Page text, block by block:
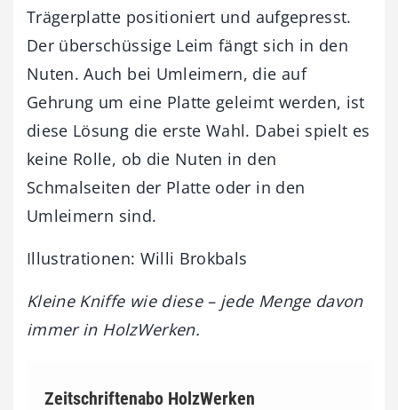
Trägerplatte positioniert und aufgepresst.
Der überschüssige Leim fängt sich in den
Nuten. Auch bei Umleimern, die auf
Gehrung um eine Platte geleimt werden, ist
diese Lösung die erste Wahl. Dabei spielt es
keine Rolle, ob die Nuten in den
Schmalseiten der Platte oder in den
Umleimern sind.
Illustrationen: Willi Brokbals
Kleine Kniffe wie diese – jede Menge davon
immer in HolzWerken.
Zeitschriftenabo HolzWerken